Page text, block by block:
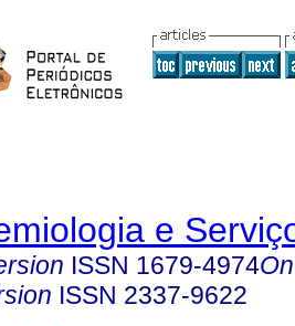
e
ISSN 1679-4974
ISSN 2337-9622